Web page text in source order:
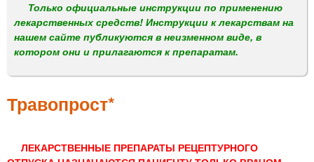
м
е
н
Только официальные инструкции по применению
лекарственных средств! Инструкции к лекарствам на
нашем сайте публикуются в неизменном виде, в
котором они и прилагаются к препаратам.
Травопрост*
ЛЕКАРСТВЕННЫЕ ПРЕПАРАТЫ РЕЦЕПТУРНОГО